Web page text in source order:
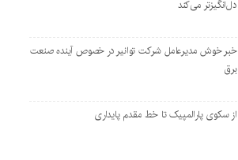
دل‌انگیزتر می‌کند
خبر خوش مدیرعامل شرکت توانیر در خصوص آینده صنعت
برق
از سکوی پارالمپیک تا خط مقدم پایداری